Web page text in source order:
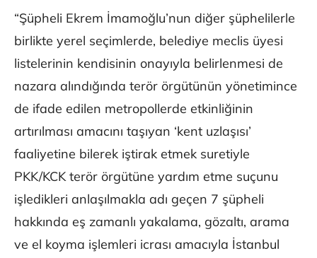
“Şüpheli Ekrem İmamoğlu’nun diğer şüphelilerle
birlikte yerel seçimlerde, belediye meclis üyesi
listelerinin kendisinin onayıyla belirlenmesi de
nazara alındığında terör örgütünün yönetimince
de ifade edilen metropollerde etkinliğinin
artırılması amacını taşıyan ‘kent uzlaşısı’
faaliyetine bilerek iştirak etmek suretiyle
PKK/KCK terör örgütüne yardım etme suçunu
işledikleri anlaşılmakla adı geçen 7 şüpheli
hakkında eş zamanlı yakalama, gözaltı, arama
ve el koyma işlemleri icrası amacıyla İstanbul